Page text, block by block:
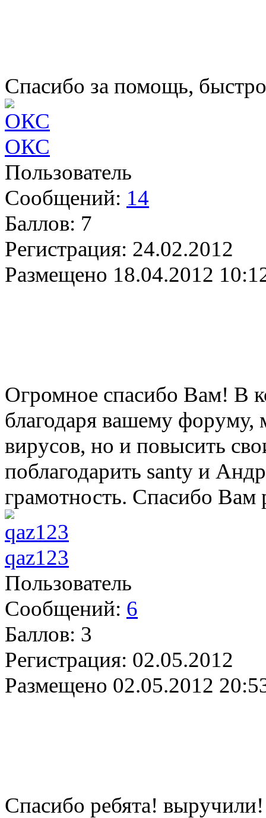
Спасибо за помощь,
ОКС
Пользователь
Сообщений: 14
Баллов: 7
Регистрация: 24.02.2012
Размещено 18.04.2012
Огромное спасибо Вам! В
благодаря вашему форуму,
вирусов, но и повысить
поблагодарить santy и
грамотность. Спасибо Вам
qaz123
Пользователь
Сообщений: 6
Баллов: 3
Регистрация: 02.05.2012
Размещено 02.05.2012
Спасибо ребята! выручили!